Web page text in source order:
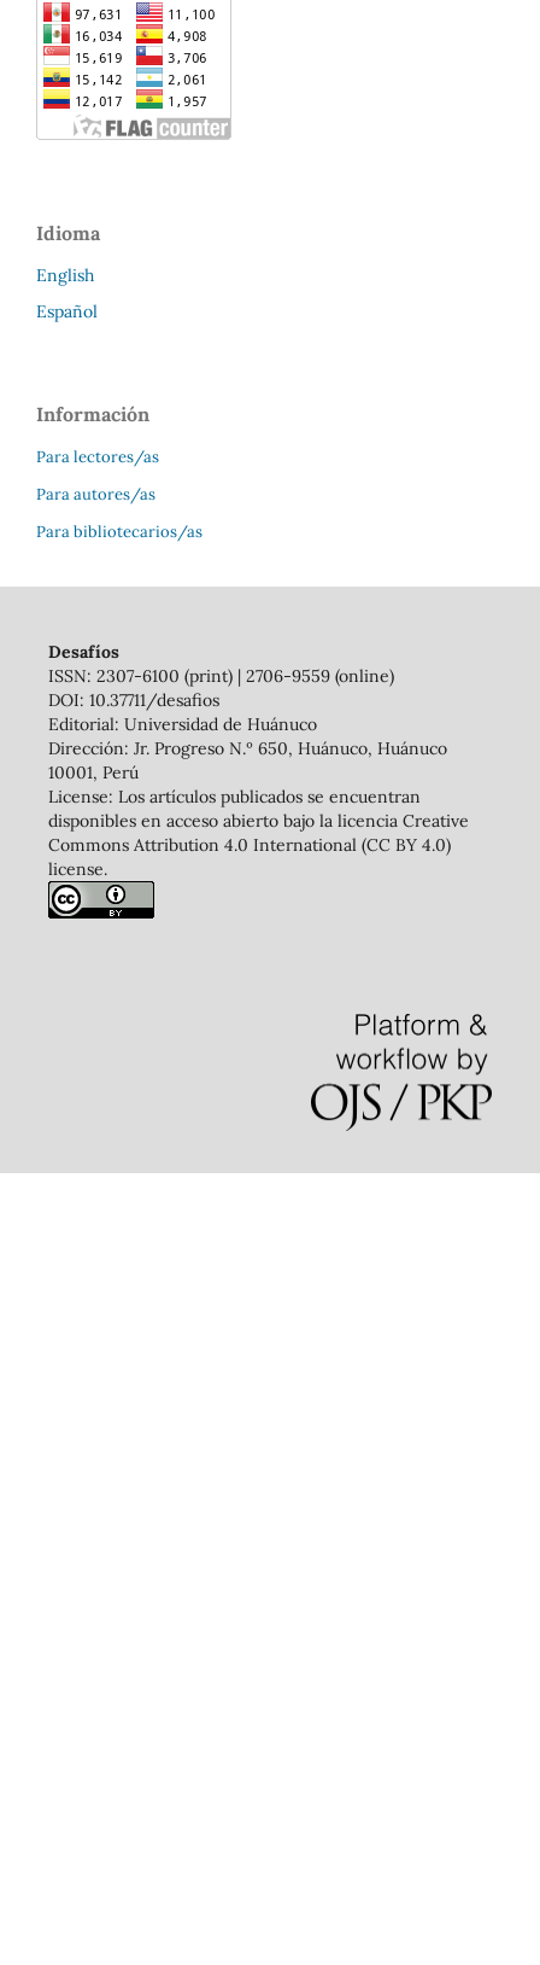
Idioma
English
Español
Información
Para lectores/as
Para autores/as
Para bibliotecarios/as
Desafíos
ISSN: 2307-6100 (print) | 2706-9559 (online)
DOI: 10.37711/desafios
Editorial: Universidad de Huánuco
Dirección: Jr. Progreso N.º 650, Huánuco, Huánuco
10001, Perú
License: Los artículos publicados se encuentran
disponibles en acceso abierto bajo la licencia Creative
Commons Attribution 4.0 International (CC BY 4.0)
license.